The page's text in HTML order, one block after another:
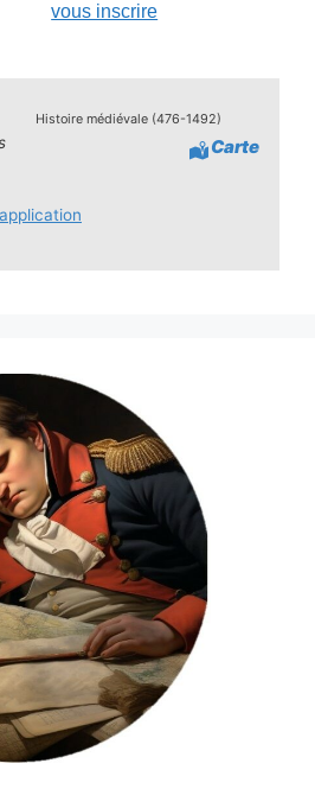
vous inscrire
Histoire médiévale (476-1492)
Carte